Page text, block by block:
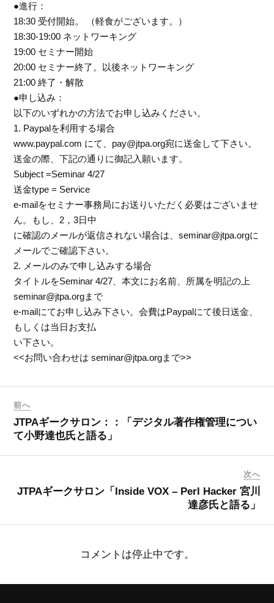
●進行：
18:30 受付開始。 （軽食がございます。）
18:30-19:00 ネットワーキング
19:00 セミナー開始
20:00 セミナー終了。以後ネットワーキング
21:00 終了・解散
●申し込み：
以下のいずれかの方法でお申し込みください。
1. Paypalを利用する場合
www.paypal.com にて、pay@jtpa.org宛に送金して下さい。
送金の際、下記の通りに御記入願います。
Subject =Seminar 4/27
送金type = Service
e-mailをセミナー事務局にお送りいただく必要はございませ
ん。もし、2，3日中
に確認のメールが返信されない場合は、seminar@jtpa.orgに
メールでご確認下さい。
2. メールのみで申し込みする場合
タイトルをSeminar 4/27、本文にお名前、所属を明記の上
seminar@jtpa.orgまで
e-mailにてお申し込み下さい。会費はPaypalにて後日送金、
もしくは当日お支払
い下さい。
<<お問い合わせは seminar@jtpa.orgまで>>
前へ
JTPAギークサロン：：「デジタル著作権管理につい
て小野達也氏と語る」
次へ
JTPAギークサロン「Inside VOX – Perl Hacker 宮川
達彦氏と語る」
コメントは停止中です。